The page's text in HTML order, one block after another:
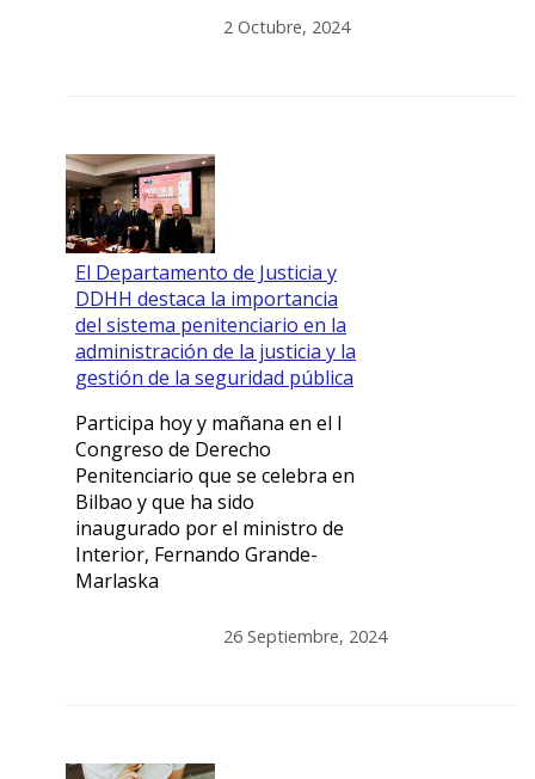
2 Octubre, 2024
El Departamento de Justicia y
DDHH destaca la importancia
del sistema penitenciario en la
administración de la justicia y la
gestión de la seguridad pública
Participa hoy y mañana en el I
Congreso de Derecho
Penitenciario que se celebra en
Bilbao y que ha sido
inaugurado por el ministro de
Interior, Fernando Grande-
Marlaska
26 Septiembre, 2024